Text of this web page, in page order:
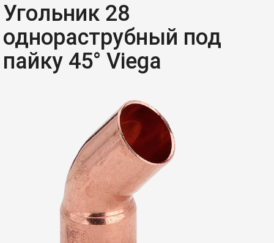
Угольник 28
однораструбный под
пайку 45° Viega